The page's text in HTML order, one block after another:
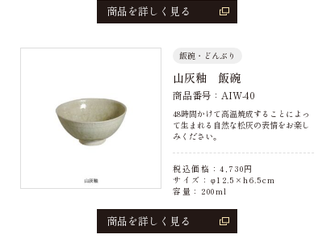
商品を詳しく見る
飯碗・どんぶり
山灰釉 飯碗
商品番号：AIW-40
48時間かけて高温焼成することによっ
て生まれる自然な松灰の表情をお楽し
みください。
税込価格：4,730円
サイズ：φ12.5×h6.5cm
容量：200ml
商品を詳しく見る